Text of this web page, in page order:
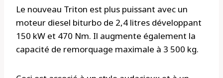
Le nouveau Triton est plus puissant avec un
moteur diesel biturbo de 2,4 litres développant
150 kW et 470 Nm. Il augmente également la
capacité de remorquage maximale à 3 500 kg.